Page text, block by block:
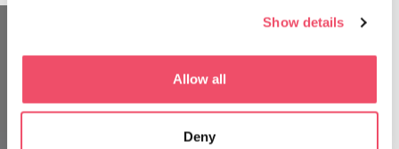
If you allow, we would also like to:
which can be accurate to within several meters
Identify your device by actively scanning it for
Show details
Allow all
Deny